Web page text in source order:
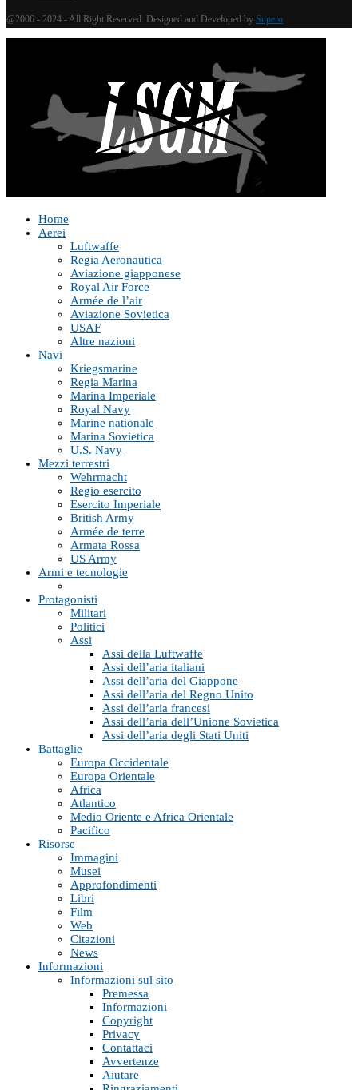
@2006 - 2024 - All Right Reserved. Designed and Developed by Supero
Home
Aerei
Luftwaffe
Regia Aeronautica
Aviazione giapponese
Royal Air Force
Armée de l’air
Aviazione Sovietica
USAF
Altre nazioni
Navi
Kriegsmarine
Regia Marina
Marina Imperiale
Royal Navy
Marine nationale
Marina Sovietica
U.S. Navy
Mezzi terrestri
Wehrmacht
Regio esercito
Esercito Imperiale
British Army
Armée de terre
Armata Rossa
US Army
Armi e tecnologie
Protagonisti
Militari
Politici
Assi
Assi della Luftwaffe
Assi dell’aria italiani
Assi dell’aria del Giappone
Assi dell’aria del Regno Unito
Assi dell’aria francesi
Assi dell’aria dell’Unione Sovietica
Assi dell’aria degli Stati Uniti
Battaglie
Europa Occidentale
Europa Orientale
Africa
Atlantico
Medio Oriente e Africa Orientale
Pacifico
Risorse
Immagini
Musei
Approfondimenti
Libri
Film
Web
Citazioni
News
Informazioni
Informazioni sul sito
Premessa
Informazioni
Copyright
Privacy
Contattaci
Avvertenze
Aiutare